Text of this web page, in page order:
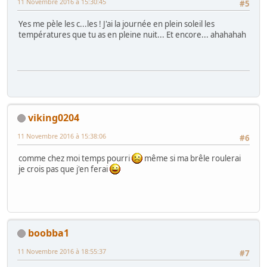
#5
Yes me pèle les c...les ! J'ai la journée en plein soleil les
températures que tu as en pleine nuit... Et encore... ahahahah
viking0204
#6
11 Novembre 2016 à 15:38:06
comme chez moi temps pourri
même si ma brêle roulerai
je crois pas que j'en ferai
boobba1
#7
11 Novembre 2016 à 18:55:37